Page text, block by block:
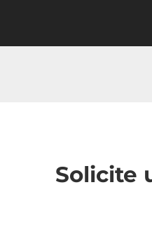
Solicite